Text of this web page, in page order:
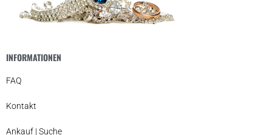
INFORMATIONEN
FAQ
Kontakt
Ankauf | Suche